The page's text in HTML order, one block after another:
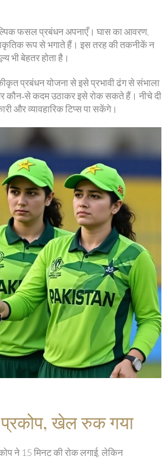
फसल प्रबंधन अपनाएँ। घास का आवरण,
रूप से भगाते हैं। इस तरह की तकनीकें न
भी बेहतर होता है।
प्रबंधन योजना से इसे प्रभावी ढंग से संभाला
कौन‑से कदम उठाकर इसे रोक सकते हैं। नीचे दी
और व्यावहारिक टिप्स पा सकेंगे।
प्रकोप, खेल रुक गया
ने 15 मिनट की रोक लगाई, लेकिन